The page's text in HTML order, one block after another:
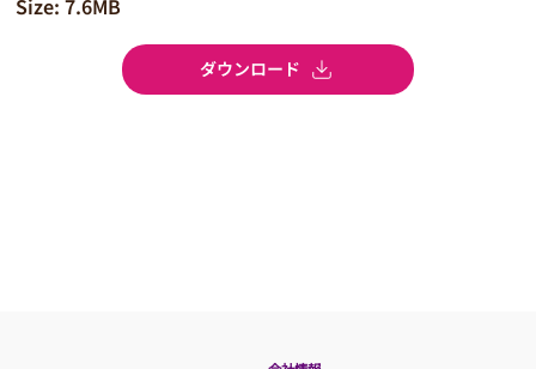
ダウンロード